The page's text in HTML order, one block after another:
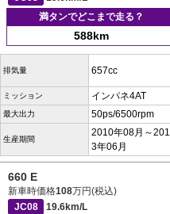
満タンでどこまで走る？
588km
排気量 657cc
ミッション インパネ4AT
最大出力 50ps/6500rpm
生産期間
2010年08月～201
3年06月
660 E
新車時価格108万円(税込)
JC08
19.6km/L